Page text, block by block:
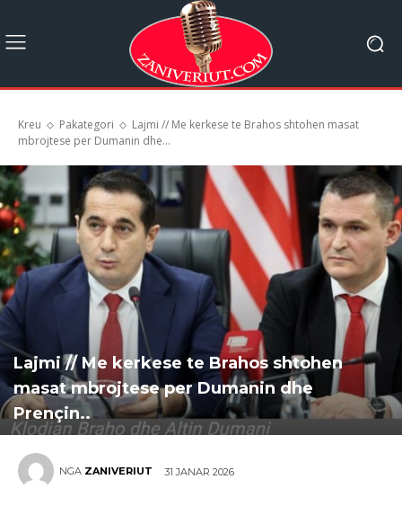
Kreu Pakategori
Lajmi // Me kerkese te Brahos shtohen masat
mbrojtese per Dumanin dhe...
Lajmi // Me kerkese te Brahos shtohen
masat mbrojtese per Dumanin dhe
Prençin..
NGA ZANIVERIUT 31 JANAR 2026